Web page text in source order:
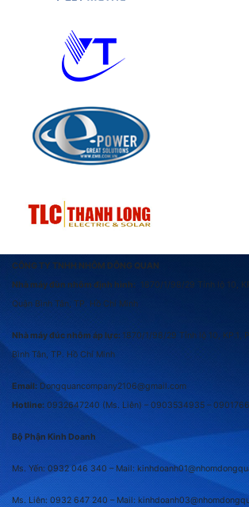
CÔNG TY TNHH NHÔM ĐÔNG QUAN
Nhà máy đùn nhôm định hình: 1870/1/98/29 Tỉnh lộ 10,
Quận Bình Tân, TP. Hồ Chí Minh
Nhà máy đúc nhôm áp lực: 1870/1/98/29 Tỉnh lộ 10, KP.1,
Bình Tân, TP. Hồ Chí Minh
Email: Dongquancompany2106@gmail.com
Hotline: 0932647240 (Ms. Liên) – 0903534935 –
Bộ Phận Kinh Doanh
Ms. Yến: 0932 046 340 – Mail:
Ms. Liên: 0932 647 240 – Mail: